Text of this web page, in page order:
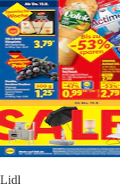
Lidl